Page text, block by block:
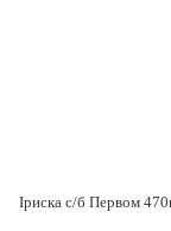
Іриска с/б Первом